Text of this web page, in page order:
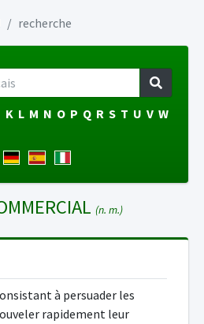
recherche
K L M N O P Q R S T U V W
(n. m.)
à persuader les
rapidement leur